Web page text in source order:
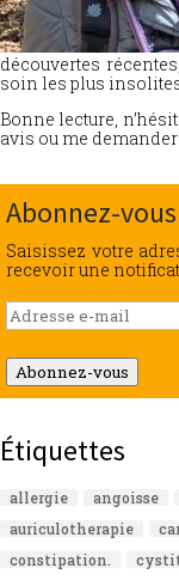
découvertes
soin les plus
Bonne lecture,
avis ou me
Abonnez-
Saisissez votre
recevoir une
Adresse
e-
mail
Abonnez-vous
Étiquettes
allergie angoisse
auriculotherapie
constipation.